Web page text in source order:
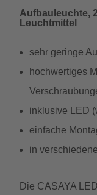
Aufbauleuchte,
Leuchtmittel
sehr geringe
hochwertiges
inklusive LED
einfache
in
Die CASAYA